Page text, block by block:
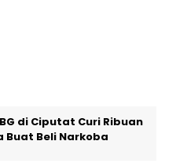
di Ciputat Curi Ribuan
Buat Beli Narkoba